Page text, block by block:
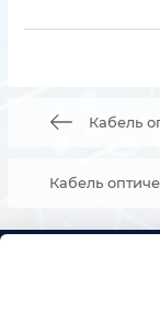
Кабель
Кабель